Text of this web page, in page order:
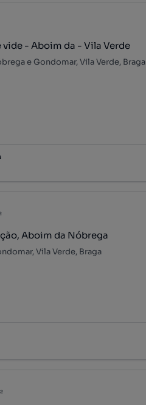
vide - Aboim da - Vila Verde
e Gondomar, Vila Verde, Braga
Aboim da Nóbrega
Vila Verde, Braga